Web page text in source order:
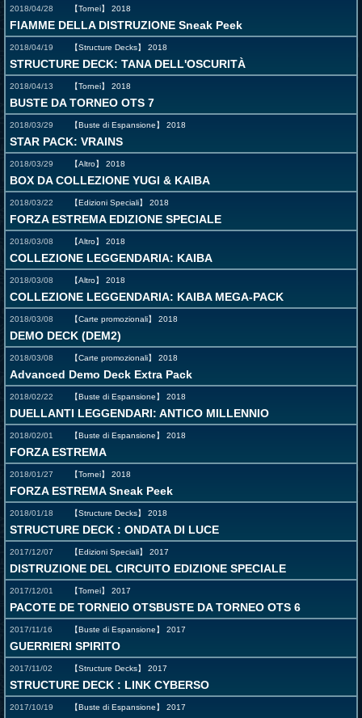
2018/04/28 【Tornei】 2018
FIAMME DELLA DISTRUZIONE Sneak Peek
2018/04/19 【Structure Decks】 2018
STRUCTURE DECK: TANA DELL'OSCURITÀ
2018/04/13 【Tornei】 2018
BUSTE DA TORNEO OTS 7
2018/03/29 【Buste di Espansione】 2018
STAR PACK: VRAINS
2018/03/29 【Altro】 2018
BOX DA COLLEZIONE YUGI & KAIBA
2018/03/22 【Edizioni Speciali】 2018
FORZA ESTREMA EDIZIONE SPECIALE
2018/03/08 【Altro】 2018
COLLEZIONE LEGGENDARIA: KAIBA
2018/03/08 【Altro】 2018
COLLEZIONE LEGGENDARIA: KAIBA MEGA-PACK
2018/03/08 【Carte promozionali】 2018
DEMO DECK (DEM2)
2018/03/08 【Carte promozionali】 2018
Advanced Demo Deck Extra Pack
2018/02/22 【Buste di Espansione】 2018
DUELLANTI LEGGENDARI: ANTICO MILLENNIO
2018/02/01 【Buste di Espansione】 2018
FORZA ESTREMA
2018/01/27 【Tornei】 2018
FORZA ESTREMA Sneak Peek
2018/01/18 【Structure Decks】 2018
STRUCTURE DECK : ONDATA DI LUCE
2017/12/07 【Edizioni Speciali】 2017
DISTRUZIONE DEL CIRCUITO EDIZIONE SPECIALE
2017/12/01 【Tornei】 2017
PACOTE DE TORNEIO OTSBUSTE DA TORNEO OTS 6
2017/11/16 【Buste di Espansione】 2017
GUERRIERI SPIRITO
2017/11/02 【Structure Decks】 2017
STRUCTURE DECK : LINK CYBERSO
2017/10/19 【Buste di Espansione】 2017